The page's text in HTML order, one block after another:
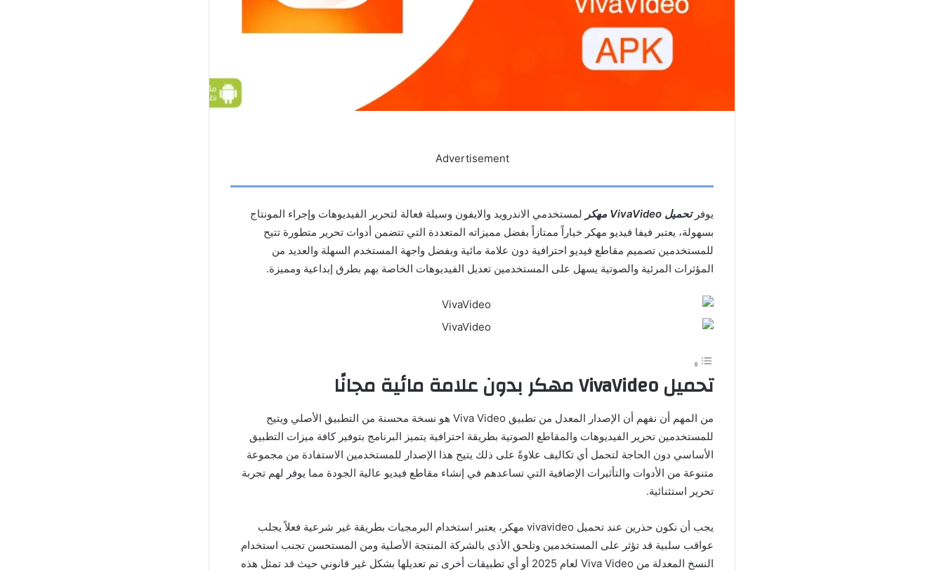
Advertisement
يوفرتحميل VivaVideo مهكر
لمستخدمي الاندرويد والايفون وسيلة فعالة لتحرير الفيديوهات وإجراء المونتاج
بسهولة، يعتبر فيفا فيديو مهكر خياراً ممتازاً بفضل مميزاته المتعددة التي تتضمن أدوات تحرير متطورة تتيح
للمستخدمين تصميم مقاطع فيديو احترافية دون علامة مائية وبفضل واجهة المستخدم السهلة والعديد من
المؤثرات المرئية والصوتية يسهل على المستخدمين تعديل الفيديوهات الخاصة بهم بطرق إبداعية ومميزة.
تحميل VivaVideo مهكر بدون علامة مائية مجانًا
من المهم أن نفهم أن الإصدار المعدل من تطبيق Viva Video هو نسخة محسنة من التطبيق الأصلي ويتيح
للمستخدمين تحرير الفيديوهات والمقاطع الصوتية بطريقة احترافية يتميز البرنامج بتوفير كافة ميزات التطبيق
الأساسي دون الحاجة لتحمل أي تكاليف علاوةً على ذلك يتيح هذا الإصدار للمستخدمين الاستفادة من مجموعة
متنوعة من الأدوات والتأثيرات الإضافية التي تساعدهم في إنشاء مقاطع فيديو عالية الجودة مما يوفر لهم تجربة
تحرير استثنائية.
يجب أن نكون حذرين عند تحميل vivavideo مهكر، يعتبر استخدام البرمجيات بطريقة غير شرعية فعلاً يجلب
عواقب سلبية قد تؤثر على المستخدمين وتلحق الأذى بالشركة المنتجة الأصلية ومن المستحسن تجنب استخدام
النسخ المعدلة من Viva Video لعام 2025 أو أي تطبيقات أخرى تم تعديلها بشكل غير قانوني حيث قد تمثل هذه